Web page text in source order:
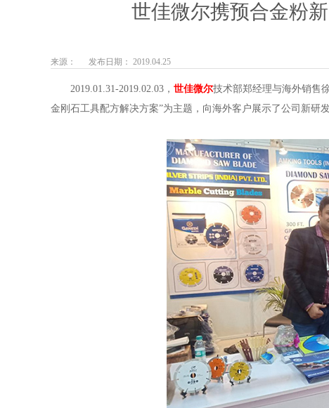
世佳微尔携预合金粉
来源： 发布日期： 2019.04.25
2019.01.31-2019.02.03， 世佳微尔技术部郑经理与海外销售
金刚石工具配方解决方案”为主题，向海外客户展示了公司新研